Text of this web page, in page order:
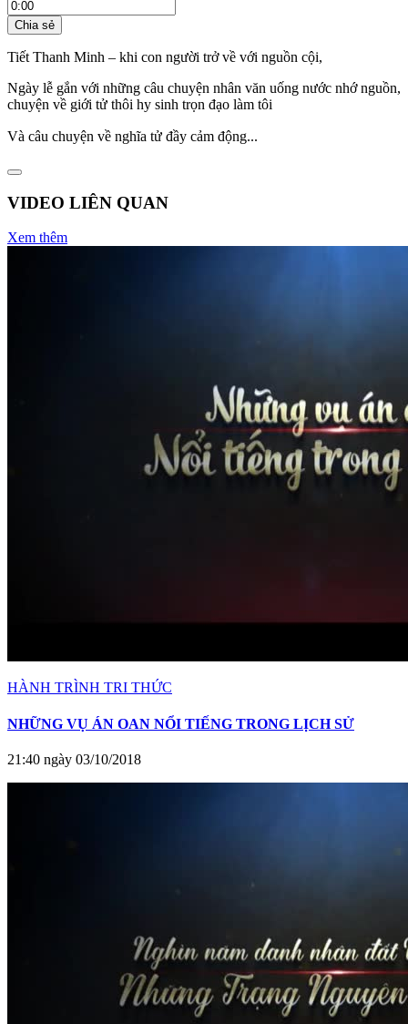
Chia sẻ
Tiết Thanh Minh – khi con người trở về với nguồn cội,
Ngày lễ gắn với những câu chuyện nhân văn uống nước nhớ nguồn,
chuyện về giới tử thôi hy sinh trọn đạo làm tôi
Và câu chuyện về nghĩa tử đầy cảm động...
VIDEO LIÊN QUAN
Xem thêm
HÀNH TRÌNH TRI THỨC
NHỮNG VỤ ÁN OAN NỔI TIẾNG TRONG LỊCH SỬ
21:40 ngày 03/10/2018